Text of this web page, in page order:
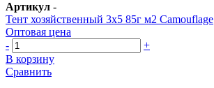
Артикул -
Тент хозяйственный 3х5 85г м2 Camouflage
Оптовая цена
-
+
В корзину
Сравнить